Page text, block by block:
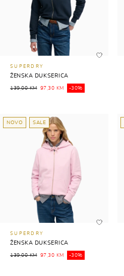
SUPERDRY
ŽENSKA DUKSERICA
139,00 KM 97,30 KM -30%
NOVO SALE
SUPERDRY
ŽENSKA DUKSERICA
139,00 KM 97,30 KM -30%